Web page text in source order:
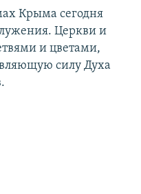
Крыма сегодня
Церкви и
и цветами,
силу Духа